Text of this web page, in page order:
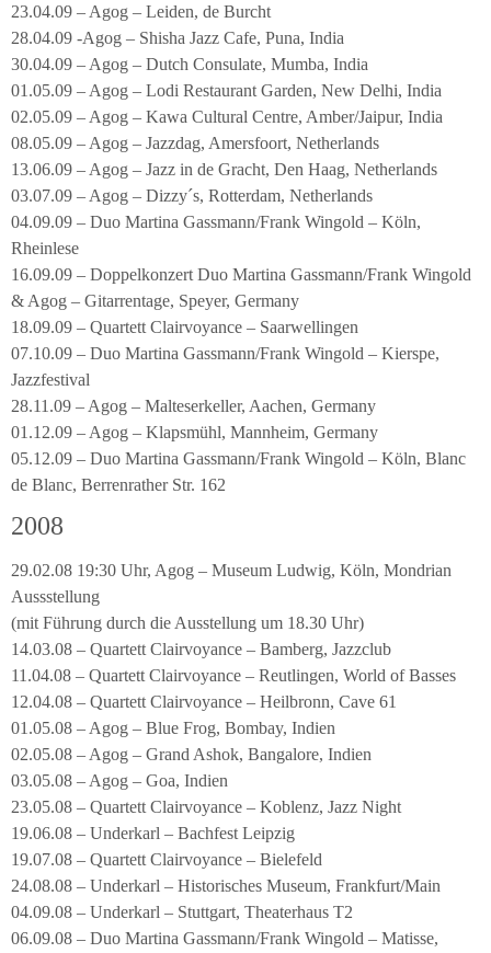
23.04.09 – Agog – Leiden, de Burcht
28.04.09 -Agog – Shisha Jazz Cafe, Puna, India
30.04.09 – Agog – Dutch Consulate, Mumba, India
01.05.09 – Agog – Lodi Restaurant Garden, New Delhi, India
02.05.09 – Agog – Kawa Cultural Centre, Amber/Jaipur, India
08.05.09 – Agog – Jazzdag, Amersfoort, Netherlands
13.06.09 – Agog – Jazz in de Gracht, Den Haag, Netherlands
03.07.09 – Agog – Dizzy´s, Rotterdam, Netherlands
04.09.09 – Duo Martina Gassmann/Frank Wingold – Köln,
Rheinlese
16.09.09 – Doppelkonzert Duo Martina Gassmann/Frank Wingold
& Agog – Gitarrentage, Speyer, Germany
18.09.09 – Quartett Clairvoyance – Saarwellingen
07.10.09 – Duo Martina Gassmann/Frank Wingold – Kierspe,
Jazzfestival
28.11.09 – Agog – Malteserkeller, Aachen, Germany
01.12.09 – Agog – Klapsmühl, Mannheim, Germany
05.12.09 – Duo Martina Gassmann/Frank Wingold – Köln, Blanc
de Blanc, Berrenrather Str. 162
2008
29.02.08 19:30 Uhr, Agog – Museum Ludwig, Köln, Mondrian
Aussstellung
(mit Führung durch die Ausstellung um 18.30 Uhr)
14.03.08 – Quartett Clairvoyance – Bamberg, Jazzclub
11.04.08 – Quartett Clairvoyance – Reutlingen, World of Basses
12.04.08 – Quartett Clairvoyance – Heilbronn, Cave 61
01.05.08 – Agog – Blue Frog, Bombay, Indien
02.05.08 – Agog – Grand Ashok, Bangalore, Indien
03.05.08 – Agog – Goa, Indien
23.05.08 – Quartett Clairvoyance – Koblenz, Jazz Night
19.06.08 – Underkarl – Bachfest Leipzig
19.07.08 – Quartett Clairvoyance – Bielefeld
24.08.08 – Underkarl – Historisches Museum, Frankfurt/Main
04.09.08 – Underkarl – Stuttgart, Theaterhaus T2
06.09.08 – Duo Martina Gassmann/Frank Wingold – Matisse,